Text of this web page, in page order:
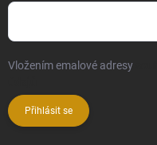
Vložením emalové adresy
Přihlásit se